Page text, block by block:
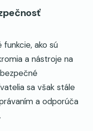
ako sú
a nástroje na
sa však stále
a odporúča